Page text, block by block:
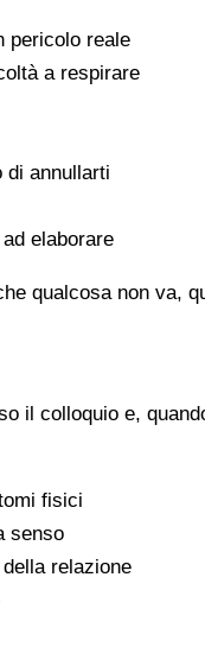
pericolo reale
a respirare
di annullarti
elaborare
qualcosa non va,
il colloquio e,
fisici
senso
relazione